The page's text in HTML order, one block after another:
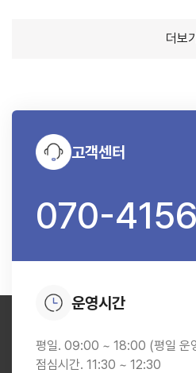
더보기
고객센터
070-
운영시간
평일. 09:00 ~ 18:00 (평일 운
점심시간. 11:30 ~ 12:30